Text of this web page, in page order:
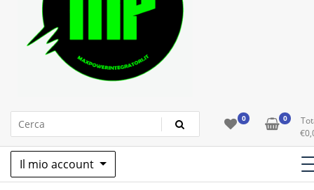
Max Power Integratori 0 0
€
Il mio account